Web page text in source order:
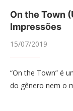
On the Town
Impressões
15/07/2019
“On the Town” é
do gênero nem o